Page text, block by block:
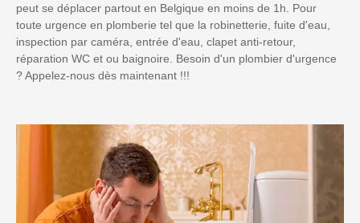
peut se déplacer partout en Belgique en moins de 1h. Pour
toute urgence en plomberie tel que la robinetterie, fuite d'eau,
inspection par caméra, entrée d'eau, clapet anti-retour,
réparation WC et ou baignoire. Besoin d'un plombier d'urgence
? Appelez-nous dès maintenant !!!